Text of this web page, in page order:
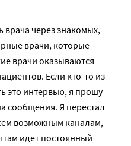
через знакомых,
врачи, которые
врачи оказываются
Если кто-то из
это интервью, я прошу
сообщения. Я перестал
возможным каналам,
идет постоянный